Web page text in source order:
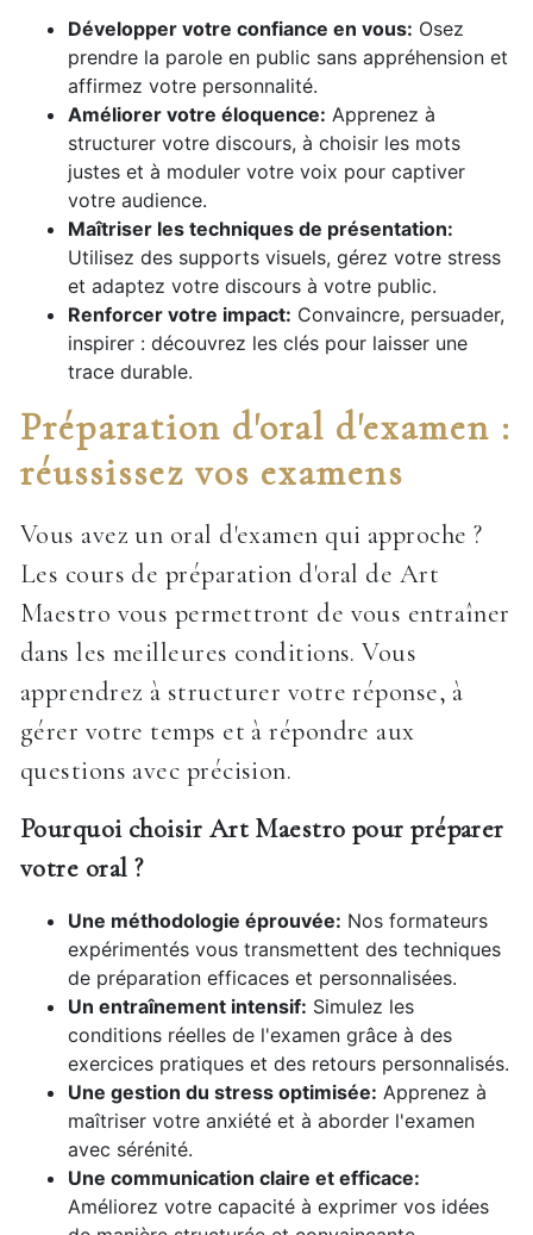
Développer votre confiance en vous: Osez
prendre la parole en public sans appréhension et
affirmez votre personnalité.
Améliorer votre éloquence: Apprenez à
structurer votre discours, à choisir les mots
justes et à moduler votre voix pour captiver
votre audience.
Maîtriser les techniques de présentation:
Utilisez des supports visuels, gérez votre stress
et adaptez votre discours à votre public.
Renforcer votre impact: Convaincre, persuader,
inspirer : découvrez les clés pour laisser une
trace durable.
Préparation d'oral d'examen :
réussissez vos examens
Vous avez un oral d'examen qui approche ?
Les cours de préparation d'oral de Art
Maestro vous permettront de vous entraîner
dans les meilleures conditions. Vous
apprendrez à structurer votre réponse, à
gérer votre temps et à répondre aux
questions avec précision.
Pourquoi choisir Art Maestro pour préparer
votre oral ?
Une méthodologie éprouvée: Nos formateurs
expérimentés vous transmettent des techniques
de préparation efficaces et personnalisées.
Un entraînement intensif: Simulez les
conditions réelles de l'examen grâce à des
exercices pratiques et des retours personnalisés.
Une gestion du stress optimisée: Apprenez à
maîtriser votre anxiété et à aborder l'examen
avec sérénité.
Une communication claire et efficace:
Améliorez votre capacité à exprimer vos idées